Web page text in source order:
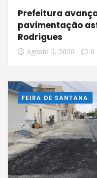
Prefeitura
pavimentação
Rodrigues
agosto 5, 2026 0
FEIRA DE SANTANA